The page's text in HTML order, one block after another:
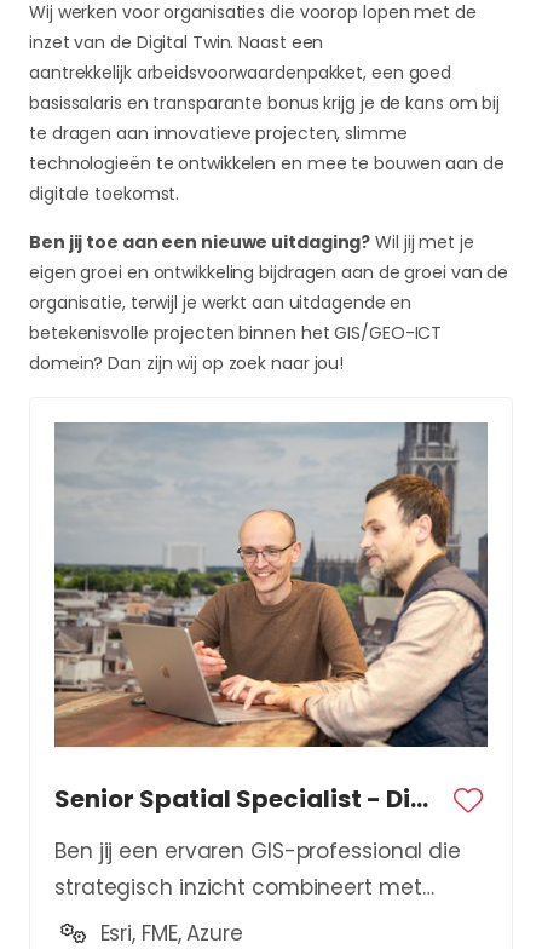
Wij werken voor organisaties die voorop lopen met de
inzet van de Digital Twin. Naast een
aantrekkelijk arbeidsvoorwaardenpakket, een goed
basissalaris en transparante bonus krijg je de kans om bij
te dragen aan innovatieve projecten, slimme
technologieën te ontwikkelen en mee te bouwen aan de
digitale toekomst.
Ben jij toe aan een nieuwe uitdaging? Wil jij met je
eigen groei en ontwikkeling bijdragen aan de groei van de
organisatie, terwijl je werkt aan uitdagende en
betekenisvolle projecten binnen het GIS/GEO-ICT
domein? Dan zijn wij op zoek naar jou!
Senior Spatial Specialist - Digital Twin
Ben jij een ervaren GIS-professional die
strategisch inzicht combineert met
technische expertise?
Esri, FME, Azure